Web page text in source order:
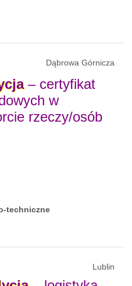
Dąbrowa Górnicza
– certyfikat
w
rzeczy/osób
techniczne
Lublin